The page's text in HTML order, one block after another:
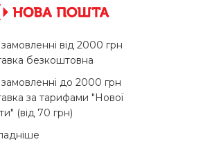
від 2000 грн
безкоштовна
до 2000 грн
за тарифами "Нової
(від 70 грн)